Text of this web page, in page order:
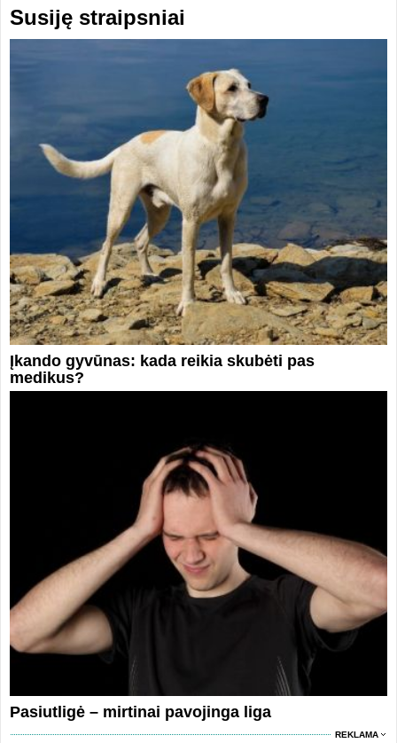
Susiję straipsniai
Įkando gyvūnas: kada reikia skubėti pas
medikus?
Pasiutligė – mirtinai pavojinga liga
REKLAMA